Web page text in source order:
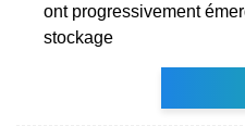
ont progressivement
stockage